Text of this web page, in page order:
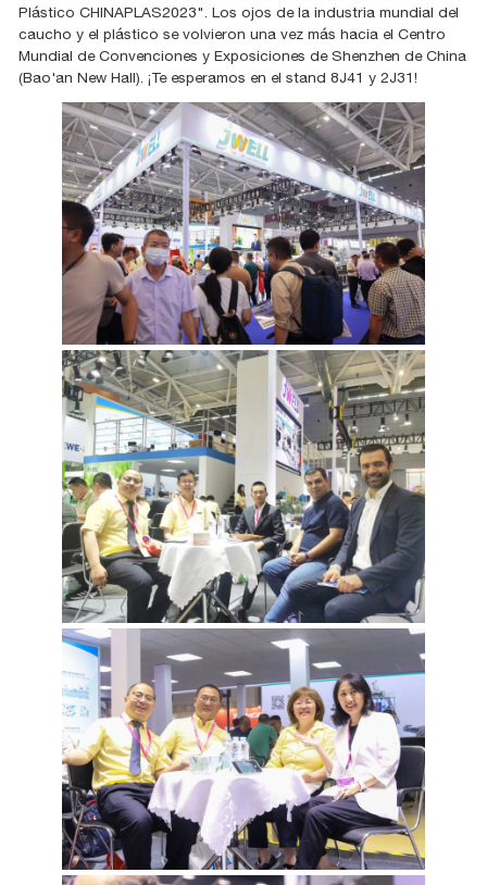
Plástico CHINAPLAS2023". Los ojos de la industria mundial del
caucho y el plástico se volvieron una vez más hacia el Centro
Mundial de Convenciones y Exposiciones de Shenzhen de China
(Bao'an New Hall). ¡Te esperamos en el stand 8J41 y 2J31!